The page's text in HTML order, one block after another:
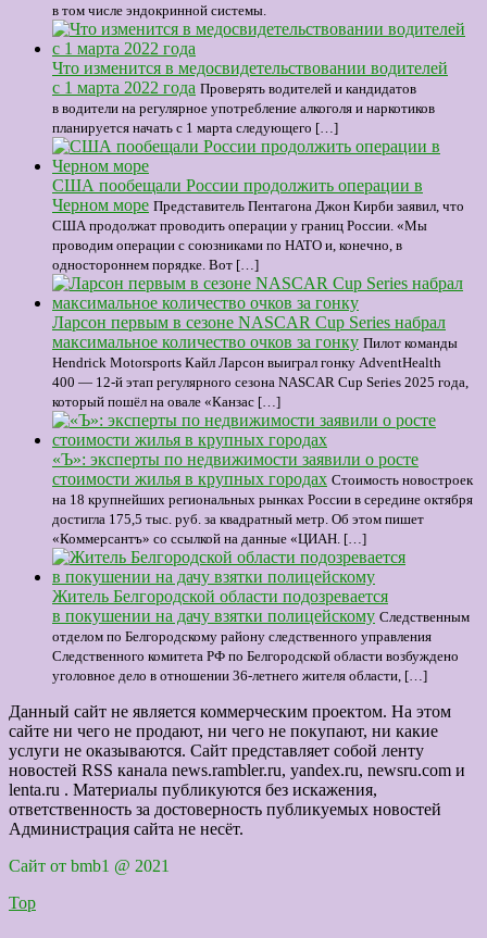
в том числе эндокринной системы.
Что изменится в медосвидетельствовании водителей
с 1 марта 2022 года Проверять водителей и кандидатов
в водители на регулярное употребление алкоголя и наркотиков
планируется начать с 1 марта следующего […]
США пообещали России продолжить операции в
Черном море Представитель Пентагона Джон Кирби заявил, что
США продолжат проводить операции у границ России. «Мы
проводим операции с союзниками по НАТО и, конечно, в
одностороннем порядке. Вот […]
Ларсон первым в сезоне NASCAR Cup Series набрал
максимальное количество очков за гонку Пилот команды
Hendrick Motorsports Кайл Ларсон выиграл гонку AdventHealth
400 — 12-й этап регулярного сезона NASCAR Cup Series 2025 года,
который пошёл на овале «Канзас […]
«Ъ»: эксперты по недвижимости заявили о росте
стоимости жилья в крупных городах Стоимость новостроек
на 18 крупнейших региональных рынках России в середине октября
достигла 175,5 тыс. руб. за квадратный метр. Об этом пишет
«Коммерсантъ» со ссылкой на данные «ЦИАН. […]
Житель Белгородской области подозревается
в покушении на дачу взятки полицейскому Следственным
отделом по Белгородскому району следственного управления
Следственного комитета РФ по Белгородской области возбуждено
уголовное дело в отношении 36-летнего жителя области, […]
Данный сайт не является коммерческим проектом. На этом
сайте ни чего не продают, ни чего не покупают, ни какие
услуги не оказываются. Сайт представляет собой ленту
новостей RSS канала news.rambler.ru, yandex.ru, newsru.com и
lenta.ru . Материалы публикуются без искажения,
ответственность за достоверность публикуемых новостей
Администрация сайта не несёт.
Сайт от bmb1 @ 2021
Top